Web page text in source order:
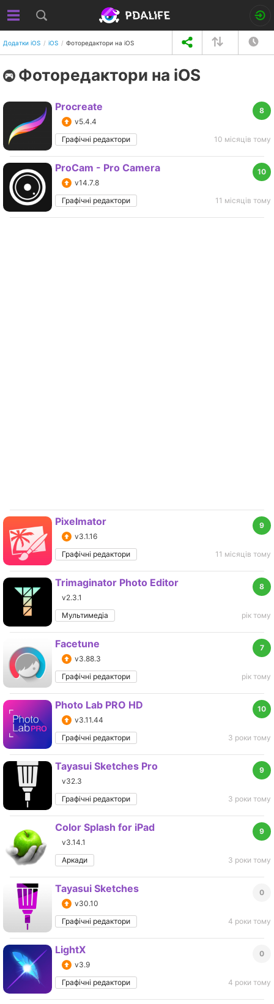
Додатки iOS iOS Фоторедактори на iOS
Фоторедактори на iOS
8
Procreate
v5.4.4
Графічні редактори
10 місяців тому
10
ProCam - Pro Camera
v14.7.8
Графічні редактори
11 місяців тому
9
Pixelmator
v3.1.16
Графічні редактори
11 місяців тому
8
Trimaginator Photo Editor
v2.3.1
Мультимедіа
рік тому
7
Facetune
v3.88.3
Графічні редактори
рік тому
10
Photo Lab PRO HD
v3.11.44
Графічні редактори
3 роки тому
9
Tayasui Sketches Pro
v32.3
Графічні редактори
3 роки тому
9
Color Splash for iPad
v3.14.1
Аркади
3 роки тому
0
Tayasui Sketches
v30.10
Графічні редактори
4 роки тому
0
LightX
v3.9
Графічні редактори
4 роки тому